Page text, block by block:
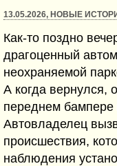
13.05.2026, НОВЫЕ
Как-то поздно
драгоценный
неохраняемой
А когда вернулся,
переднем
Автовладелец
происшествия,
наблюдения